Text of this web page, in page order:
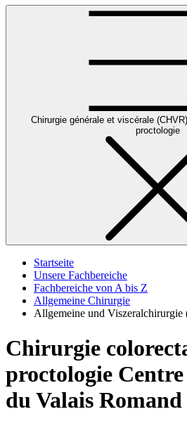
Chirurgie générale et viscérale (CHVR)
proctologie
Startseite
Unsere Fachbereiche
Fachbereiche von A bis Z
Allgemeine Chirurgie
Allgemeine und
Chirurgie
proctologie
du Valais Romand